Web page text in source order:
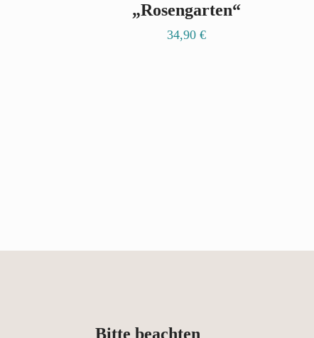
„Rosengarten“
34,90 €
Bitte beachten